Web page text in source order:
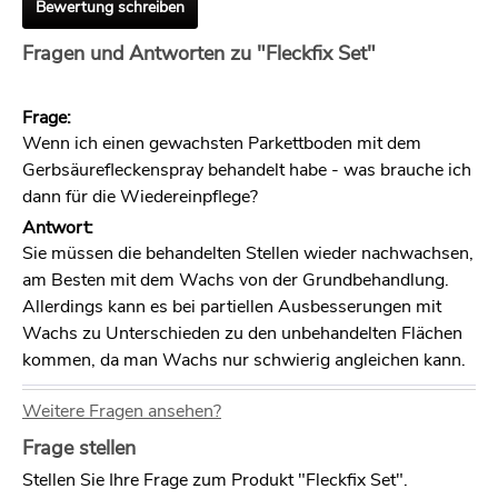
Bewertung schreiben
Fragen und Antworten zu "Fleckfix Set"
Frage:
Wenn ich einen gewachsten Parkettboden mit dem
Gerbsäurefleckenspray behandelt habe - was brauche ich
dann für die Wiedereinpflege?
Antwort:
Sie müssen die behandelten Stellen wieder nachwachsen,
am Besten mit dem Wachs von der Grundbehandlung.
Allerdings kann es bei partiellen Ausbesserungen mit
Wachs zu Unterschieden zu den unbehandelten Flächen
kommen, da man Wachs nur schwierig angleichen kann.
Weitere Fragen ansehen?
Frage stellen
Stellen Sie Ihre Frage zum Produkt "Fleckfix Set".